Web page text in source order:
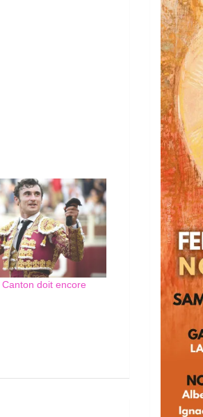
doit encore